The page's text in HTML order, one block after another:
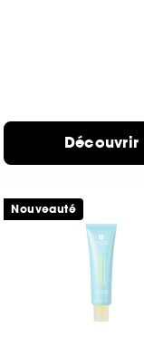
Découvrir
Nouveauté